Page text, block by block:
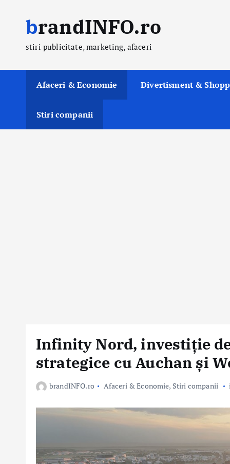
t
brandINFO.ro
stiri publicitate, marketing, afaceri
Afaceri & Economie Divertisment &
Stiri companii
Infinity Nord, investiție
strategice cu Auchan și
brandINFO.ro Afaceri & Economie, Stiri companii